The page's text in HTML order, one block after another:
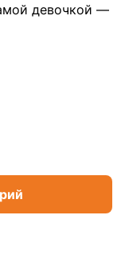
девочкой —